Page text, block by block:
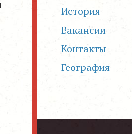
История
Вакансии
Контакты
География